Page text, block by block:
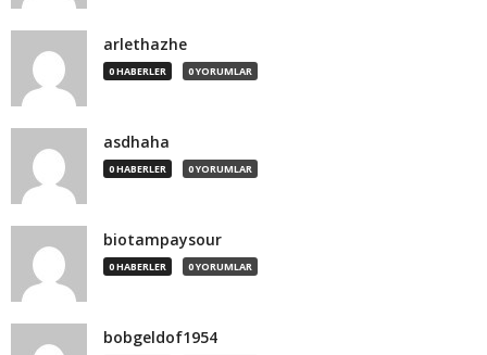
arlethazhe
0 HABERLER 0 YORUMLAR
asdhaha
0 HABERLER 0 YORUMLAR
biotampaysour
0 HABERLER 0 YORUMLAR
bobgeldof1954